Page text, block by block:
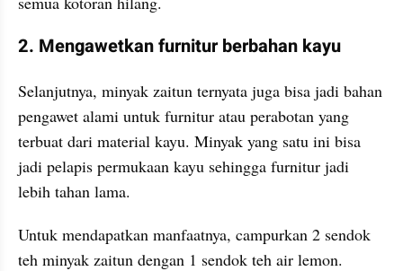
2. Mengawetkan furnitur berbahan kayu
Selanjutnya, minyak zaitun ternyata juga bisa jadi bahan
pengawet alami untuk furnitur atau perabotan yang
terbuat dari material kayu. Minyak yang satu ini bisa
jadi pelapis permukaan kayu sehingga furnitur jadi
lebih tahan lama.
Untuk mendapatkan manfaatnya, campurkan 2 sendok
teh minyak zaitun dengan 1 sendok teh air lemon.